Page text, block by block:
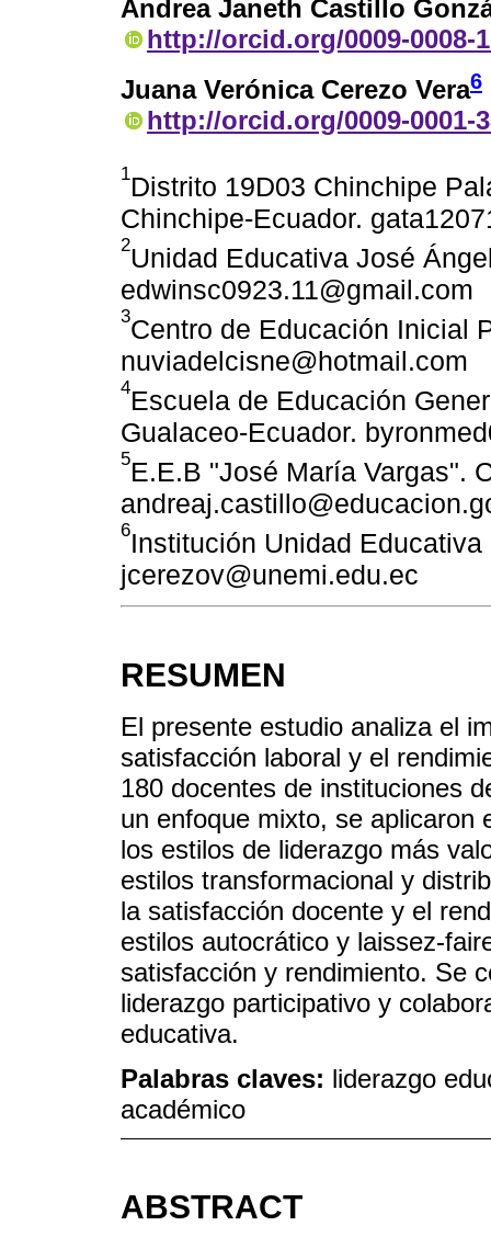
Andrea Janeth Castillo
http://orcid.org/0009-0008-
Juana Verónica Cerezo Vera6
http://orcid.org/0009-0001-
1Distrito 19D03 Chinchipe
Chinchipe-Ecuador.
2Unidad Educativa José
edwinsc0923.11@gmail.com
3Centro de Educación Inicial
nuviadelcisne@hotmail.com
4Escuela de Educación
Gualaceo-Ecuador.
5E.E.B "José María Vargas".
6Institución Unidad
jcerezov@unemi.edu.ec
RESUMEN
El presente estudio analiza el
satisfacción laboral y el
180 docentes de instituciones
un enfoque mixto, se aplicaron
los estilos de liderazgo más
estilos transformacional y
la satisfacción docente y el
estilos autocrático y laissez-
satisfacción y rendimiento. Se
liderazgo participativo y
educativa.
Palabras claves: liderazgo
académico
ABSTRACT